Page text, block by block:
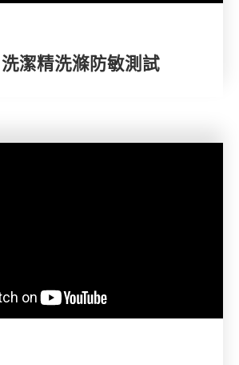
潔精洗滌防敏測試